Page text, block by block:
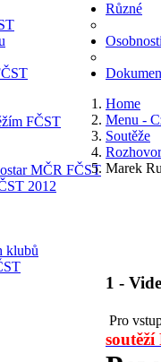
FČST
MČR FČST
2012
klubů
Různé
Osobnosti
Home
Menu -
Soutěže
Marek
1 -
Pro